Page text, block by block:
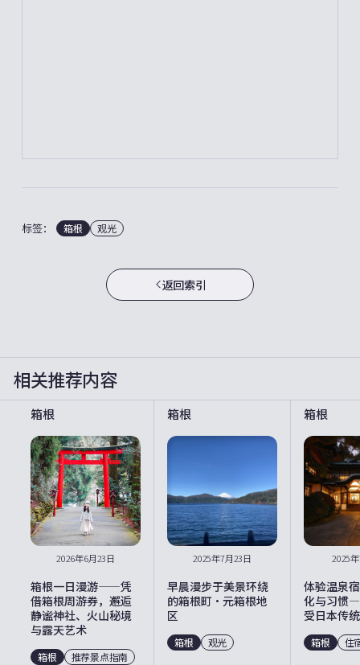
标签： 箱根 观光
返回索引
相关推荐内容
箱根
2026年6月23日
箱根一日漫游——凭
借箱根周游券，邂逅
静谧神社、火山秘境
与露天艺术
箱根 推荐景点指南
箱根
2025年7月23日
早晨漫步于美景环绕
的箱根町・元箱根地
区
箱根 观光
箱根
2025
体验温泉
化与习惯
受日本传
箱根 住